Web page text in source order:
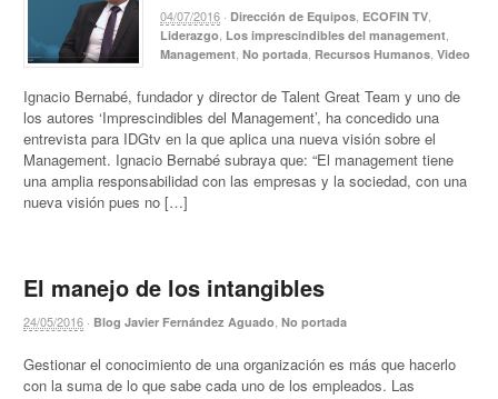
04/07/2016 · Dirección de Equipos, ECOFIN TV,
Liderazgo, Los imprescindibles del management,
Management,No portada, Recursos Humanos,Video
Ignacio Bernabé, fundador y director de Talent Great Team y uno de
los autores ‘Imprescindibles del Management’, ha concedido una
entrevista para IDGtv en la que aplica una nueva visión sobre el
Management. Ignacio Bernabé subraya que: “El management tiene
una amplia responsabilidad con las empresas y la sociedad, con una
nueva visión pues no […]
El manejo de los intangibles
24/05/2016 · Blog Javier Fernández Aguado ,No portada
Gestionar el conocimiento de una organización es más que hacerlo
con la suma de lo que sabe cada uno de los empleados. Las